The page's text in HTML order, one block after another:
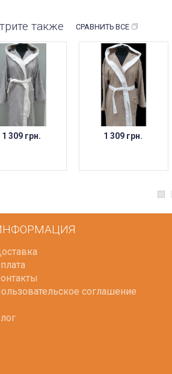
также СРАВНИТЬ ВСЕ
1 309 грн. 1 309 грн.
соглашение